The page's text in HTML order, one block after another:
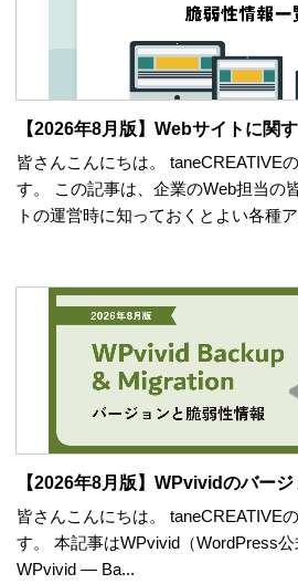
【2026年8月版】Webサイトに関
皆さんこんにちは。 taneCREATIVE
す。 この記事は、企業のWeb担当の
トの運営時に知っておくとよい各種
【2026年8月版】WPvividのバー
皆さんこんにちは。 taneCREATIVE
す。 本記事はWPvivid（WordPress公
WPvivid — Ba...